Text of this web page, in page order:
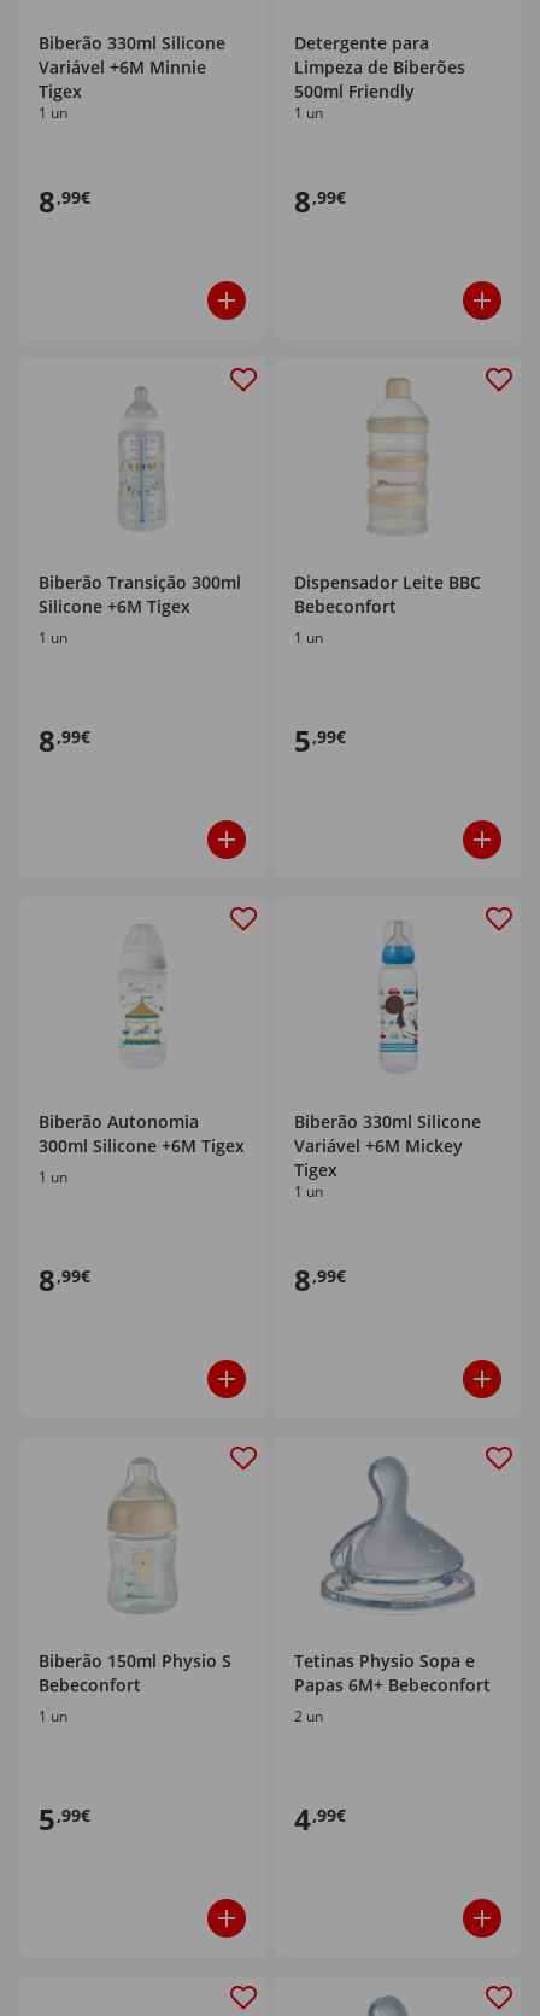
Biberão 330ml Silicone
Variável +6M Minnie
Tigex
1 un
8,99€
Detergente para
Limpeza de Biberões
500ml Friendly
1 un
8,99€
Biberão Transição 300ml
Silicone +6M Tigex
1 un
8,99€
Dispensador Leite BBC
Bebeconfort
1 un
5,99€
Biberão Autonomia
300ml Silicone +6M Tigex
1 un
8,99€
Biberão 330ml Silicone
Variável +6M Mickey
Tigex
1 un
8,99€
Biberão 150ml Physio S
Bebeconfort
1 un
5,99€
Tetinas Physio Sopa e
Papas 6M+ Bebeconfort
2 un
4,99€